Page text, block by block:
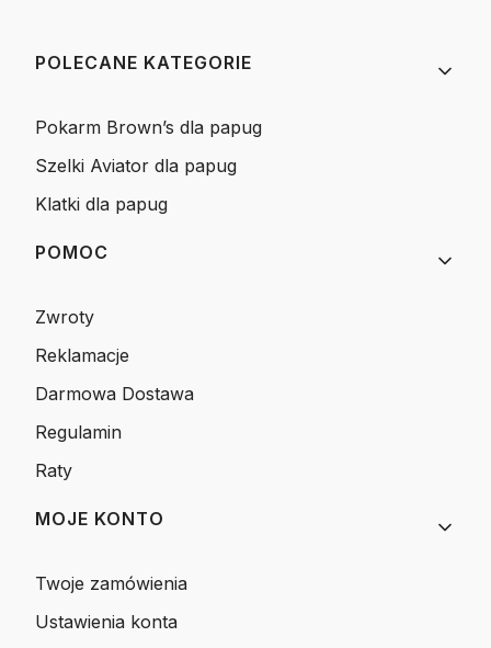
Linki w stopce
POLECANE KATEGORIE
Pokarm Brown’s dla papug
Szelki Aviator dla papug
Klatki dla papug
POMOC
Zwroty
Reklamacje
Darmowa Dostawa
Regulamin
Raty
MOJE KONTO
Twoje zamówienia
Ustawienia konta